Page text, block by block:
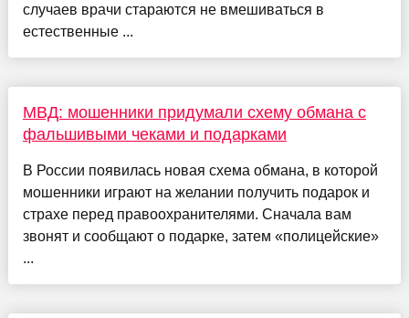
случаев врачи стараются не вмешиваться в
естественные ...
МВД: мошенники придумали схему обмана с
фальшивыми чеками и подарками
В России появилась новая схема обмана, в которой
мошенники играют на желании получить подарок и
страхе перед правоохранителями. Сначала вам
звонят и сообщают о подарке, затем «полицейские»
...